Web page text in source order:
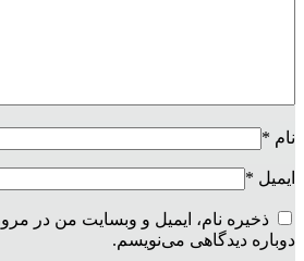
نام *
ایمیل *
ذخیره نام، ایمیل و وبسایت من در
دوباره دیدگاهی می‌نویسم.